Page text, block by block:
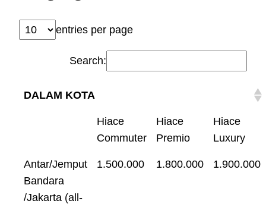
entries per page
Search:
DALAM KOTA
Hiace
Commuter
Hiace
Premio
Hiace
Luxury
Antar/Jemput
Bandara
/Jakarta (all-
1.500.000 1.800.000 1.900.000